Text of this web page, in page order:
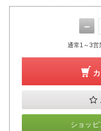
－
通常1～3営
ショッ